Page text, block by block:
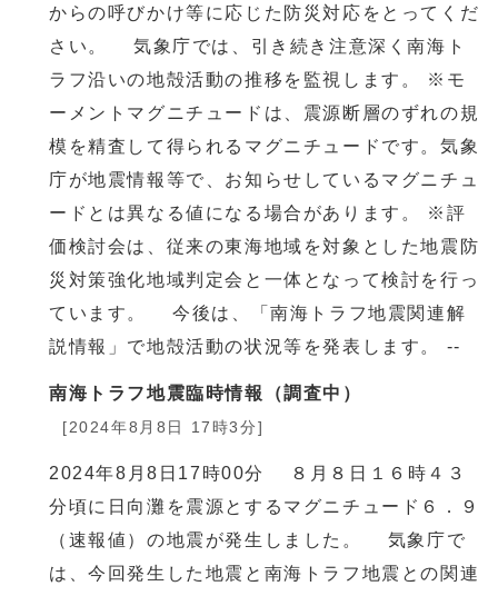
からの呼びかけ等に応じた防災対応をとってくだ
さい。 気象庁では、引き続き注意深く南海ト
ラフ沿いの地殻活動の推移を監視します。 ※モ
ーメントマグニチュードは、震源断層のずれの規
模を精査して得られるマグニチュードです。気象
庁が地震情報等で、お知らせしているマグニチュ
ードとは異なる値になる場合があります。 ※評
価検討会は、従来の東海地域を対象とした地震防
災対策強化地域判定会と一体となって検討を行っ
ています。 今後は、「南海トラフ地震関連解
説情報」で地殻活動の状況等を発表します。 --
南海トラフ地震臨時情報（調査中）
[2024年8月8日 17時3分]
2024年8月8日17時00分 ８月８日１６時４３
分頃に日向灘を震源とするマグニチュード６．９
（速報値）の地震が発生しました。 気象庁で
は、今回発生した地震と南海トラフ地震との関連